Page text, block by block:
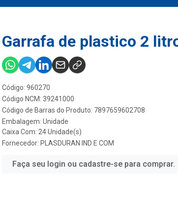
Garrafa de plastico 2
Código: 960270
Código NCM: 39241000
Código de Barras do Produto: 7897659602708
Embalagem: Unidade
Caixa Com: 24 Unidade(s)
Fornecedor: PLASDURAN IND E COM
Faça seu login ou cadastre-se para comprar.